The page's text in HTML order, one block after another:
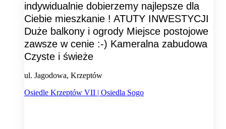
indywidualnie dobierzemy najlepsze dla
Ciebie mieszkanie ! ATUTY INWESTYCJI
Duże balkony i ogrody Miejsce postojowe
zawsze w cenie :-) Kameralna zabudowa
Czyste i świeże
ul. Jagodowa, Krzeptów
Osiedle Krzeptów VII | Osiedla Sogo